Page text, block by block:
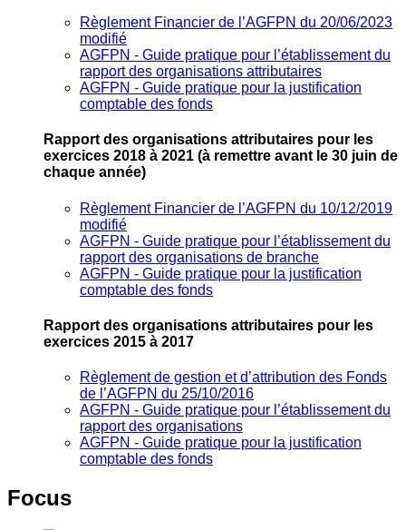
Règlement Financier de l’AGFPN du 20/06/2023
modifié
AGFPN ‐ Guide pratique pour l’établissement du
rapport des organisations attributaires
AGFPN ‐ Guide pratique pour la justification
comptable des fonds
Rapport des organisations attributaires pour les
exercices 2018 à 2021 (à remettre avant le 30 juin de
chaque année)
Règlement Financier de l’AGFPN du 10/12/2019
modifié
AGFPN ‐ Guide pratique pour l’établissement du
rapport des organisations de branche
AGFPN ‐ Guide pratique pour la justification
comptable des fonds
Rapport des organisations attributaires pour les
exercices 2015 à 2017
Règlement de gestion et d’attribution des Fonds
de l’AGFPN du 25/10/2016
AGFPN ‐ Guide pratique pour l’établissement du
rapport des organisations
AGFPN ‐ Guide pratique pour la justification
comptable des fonds
Focus